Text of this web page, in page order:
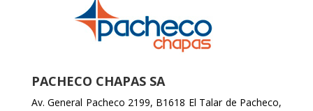
PACHECO CHAPAS SA
Av. General Pacheco 2199, B1618 El Talar de Pacheco,